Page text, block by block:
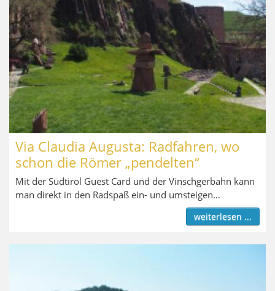
Via Claudia Augusta: Radfahren, wo
schon die Römer „pendelten“
Mit der Südtirol Guest Card und der Vinschgerbahn kann
man direkt in den Radspaß ein- und umsteigen…
weiterlesen ...